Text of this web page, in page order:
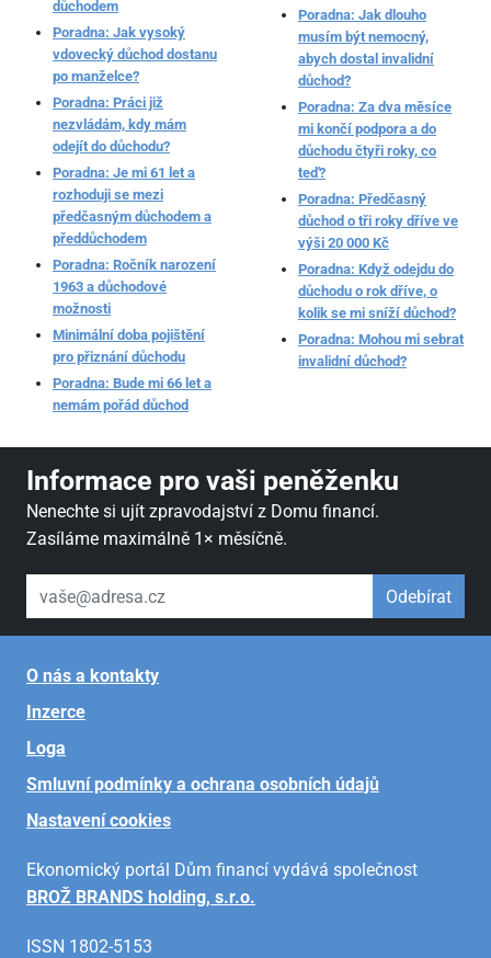
důchodem
Poradna: Jak vysoký
vdovecký důchod dostanu
po manželce?
Poradna: Práci již
nezvládám, kdy mám
odejít do důchodu?
Poradna: Je mi 61 let a
rozhoduji se mezi
předčasným důchodem a
předdůchodem
Poradna: Ročník narození
1963 a důchodové
možnosti
Minimální doba pojištění
pro přiznání důchodu
Poradna: Bude mi 66 let a
nemám pořád důchod
Poradna: Jak dlouho
musím být nemocný,
abych dostal invalidní
důchod?
Poradna: Za dva měsíce
mi končí podpora a do
důchodu čtyři roky, co
teď?
Poradna: Předčasný
důchod o tři roky dříve ve
výši 20 000 Kč
Poradna: Když odejdu do
důchodu o rok dříve, o
kolik se mi sníží důchod?
Poradna: Mohou mi sebrat
invalidní důchod?
Informace pro vaši peněženku
Nenechte si ujít zpravodajství z Domu financí.
Zasíláme maximálně 1× měsíčně.
váš email Odebírat
O nás a kontakty
Inzerce
Loga
Smluvní podmínky a ochrana osobních údajů
Nastavení cookies
Ekonomický portál Dům financí vydává společnost
BROŽ BRANDS holding, s.r.o.
ISSN 1802-5153